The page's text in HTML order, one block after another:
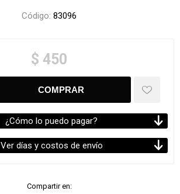
Código: 83096
$ 450
¿Cómo lo puedo pagar?
Ver días y costos de envío
Compartir en: